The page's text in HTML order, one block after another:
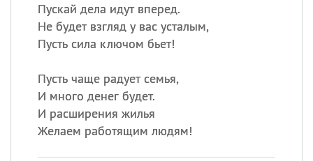
Пускай дела идут вперед.
Не будет взгляд у вас усталым,
Пусть сила ключом бьет!
Пусть чаще радует семья,
И много денег будет.
И расширения жилья
Желаем работящим людям!